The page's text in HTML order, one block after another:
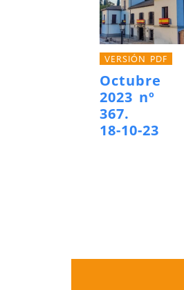
VERSIÓN PDF
Octubre
2023 nº
367.
18-10-23